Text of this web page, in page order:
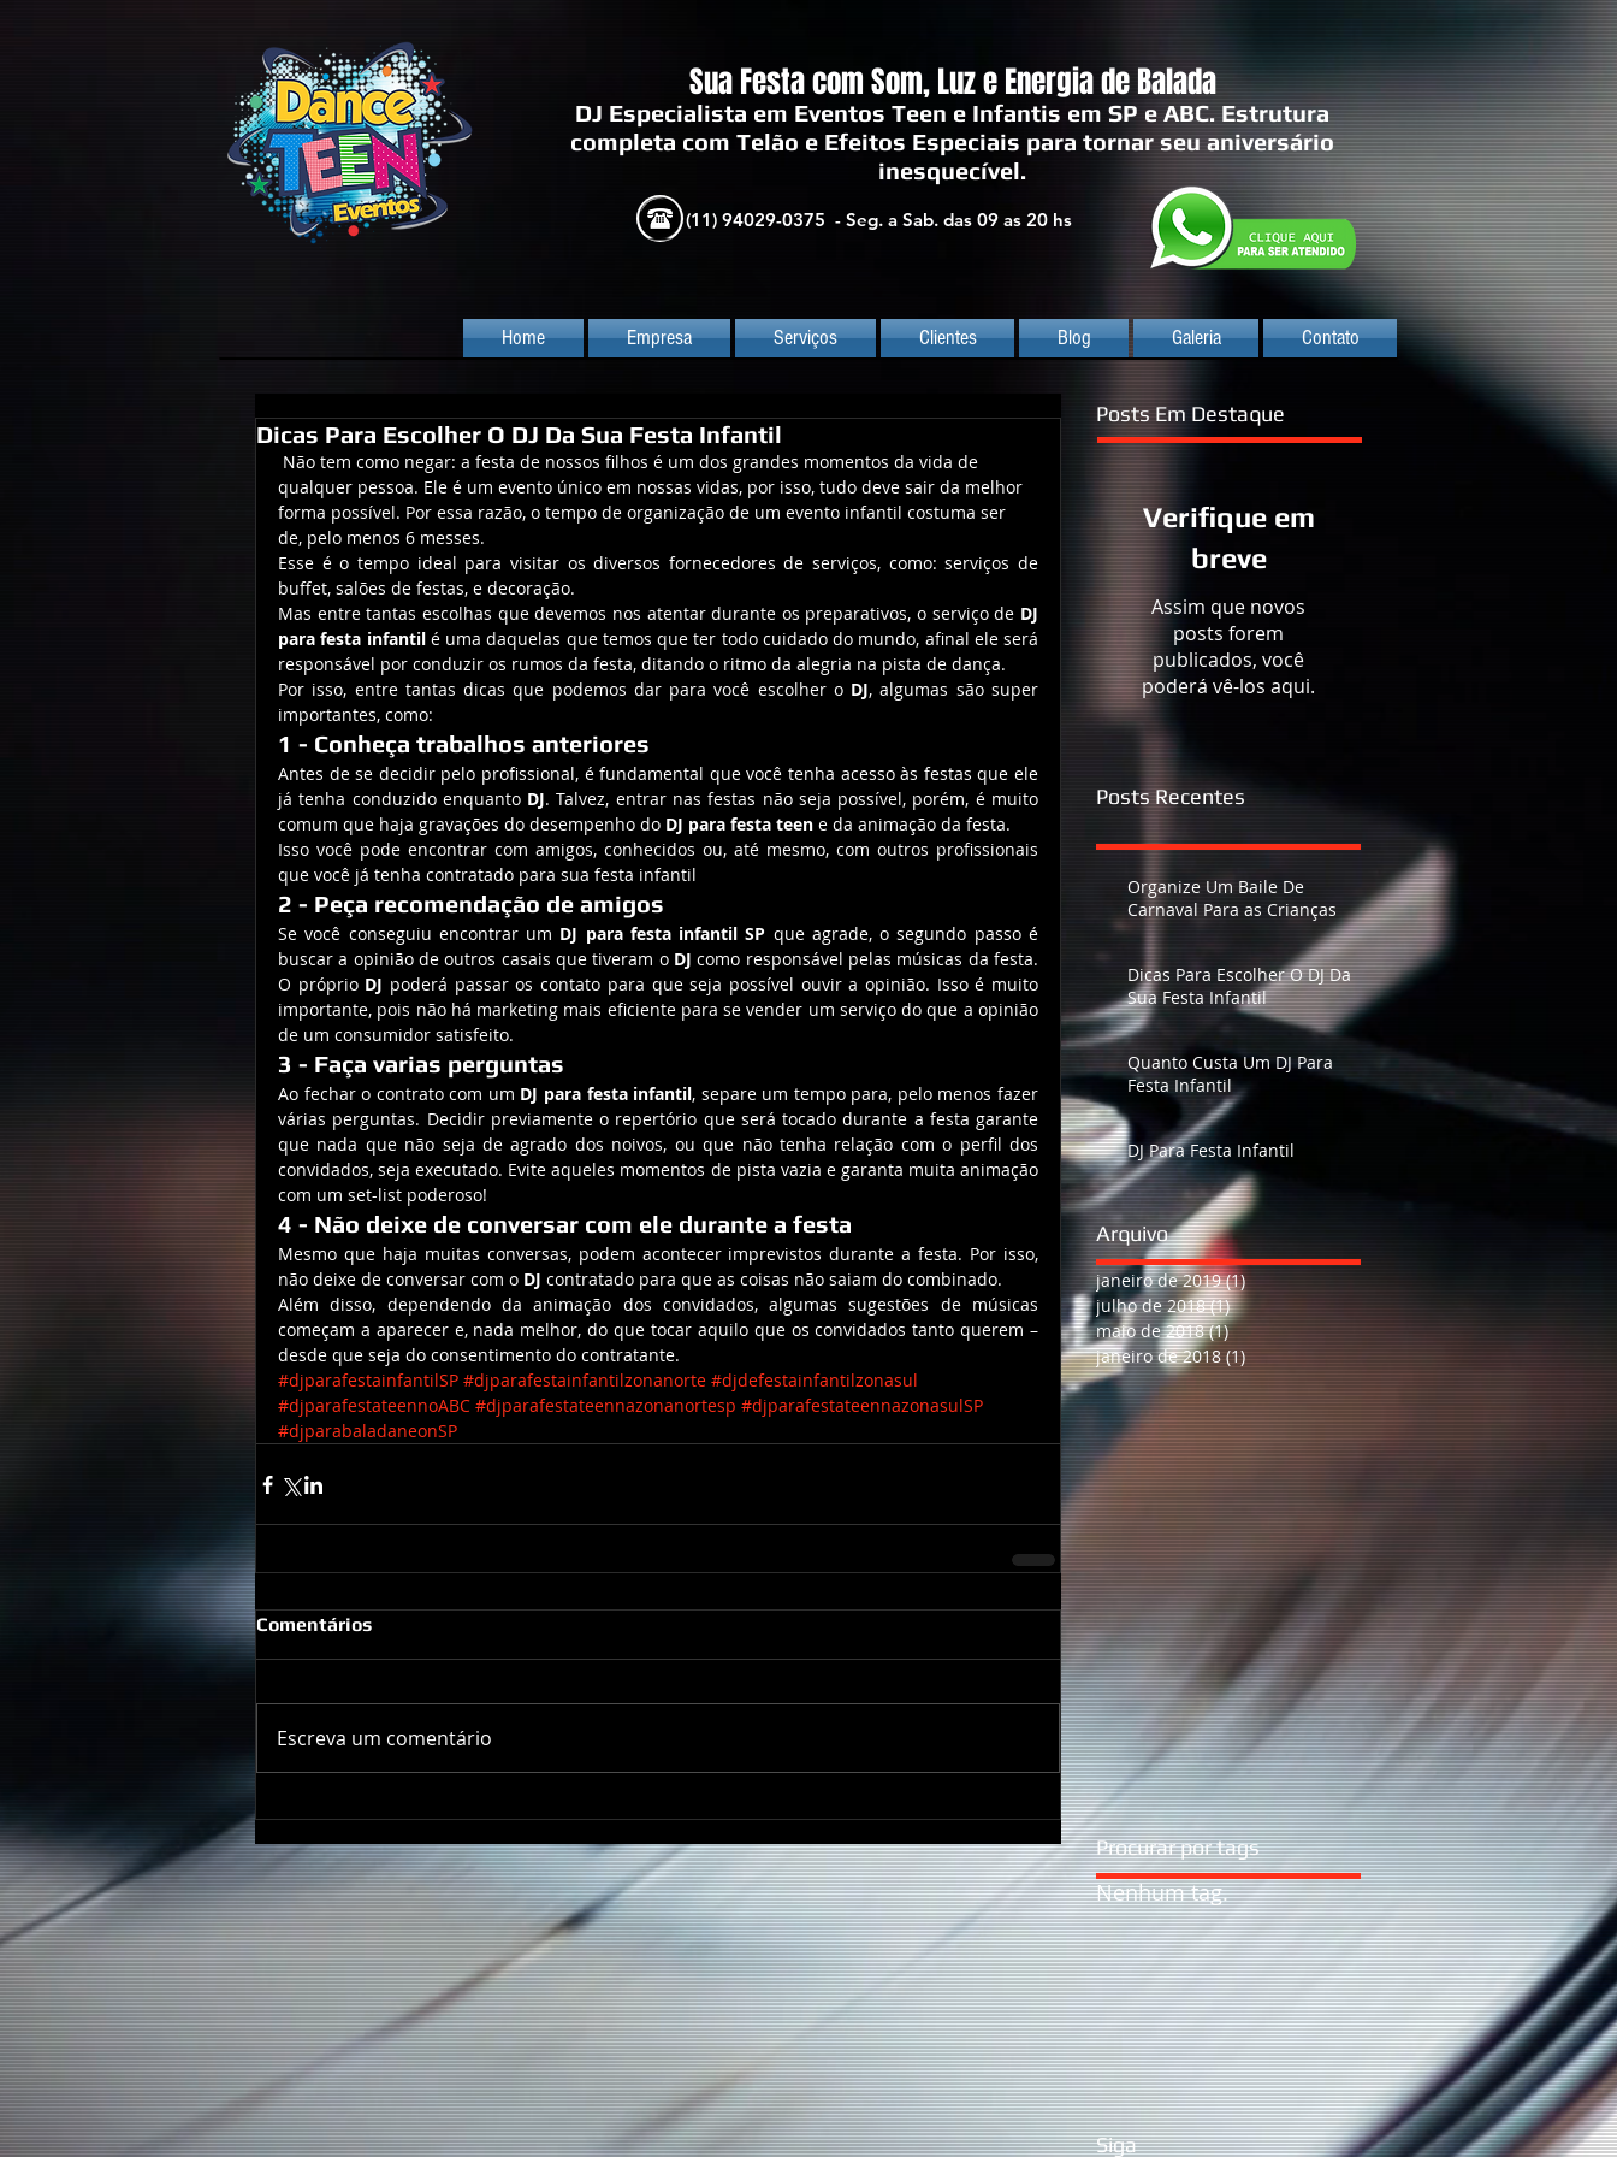
(11) 94029-0375 - Seg. a Sab. das 09 as 20 hs
Sua Festa com Som, Luz e Energia de Balada
DJ Especialista em Eventos Teen e Infantis em SP e ABC. Estrutura
completa com Telão e Efeitos Especiais para tornar seu aniversário
inesquecível.
Home Empresa Serviços Clientes Blog Galeria Contato
Dicas Para Escolher O DJ Da Sua Festa Infantil
qualquer pessoa. Ele é um evento único em nossas vidas, por isso, tudo deve sair da melhor
forma possível. Por essa razão, o tempo de organização de um evento infantil costuma ser
de, pelo menos 6 messes.
Esse é o tempo ideal para visitar os diversos fornecedores de serviços, como: serviços de
buffet, salões de festas, e decoração.
Mas entre tantas escolhas que devemos nos atentar durante os preparativos, o serviço de DJ
para festa infantil é uma daquelas que temos que ter todo cuidado do mundo, afinal ele será
responsável por conduzir os rumos da festa, ditando o ritmo da alegria na pista de dança.
Por isso, entre tantas dicas que podemos dar para você escolher o DJ, algumas são super
importantes, como:
1 - Conheça trabalhos anteriores
Antes de se decidir pelo profissional, é fundamental que você tenha acesso às festas que ele
já tenha conduzido enquanto DJ. Talvez, entrar nas festas não seja possível, porém, é muito
comum que haja gravações do desempenho do DJ para festa teen e da animação da festa.
Isso você pode encontrar com amigos, conhecidos ou, até mesmo, com outros profissionais
que você já tenha contratado para sua festa infantil
2 - Peça recomendação de amigos
Se você conseguiu encontrar um DJ para festa infantil SP que agrade, o segundo passo é
buscar a opinião de outros casais que tiveram o DJ como responsável pelas músicas da festa.
O próprio DJ poderá passar os contato para que seja possível ouvir a opinião. Isso é muito
importante, pois não há marketing mais eficiente para se vender um serviço do que a opinião
de um consumidor satisfeito.
3 - Faça varias perguntas
Ao fechar o contrato com um DJ para festa infantil, separe um tempo para, pelo menos fazer
várias perguntas. Decidir previamente o repertório que será tocado durante a festa garante
que nada que não seja de agrado dos noivos, ou que não tenha relação com o perfil dos
convidados, seja executado. Evite aqueles momentos de pista vazia e garanta muita animação
com um set-list poderoso!
4 - Não deixe de conversar com ele durante a festa
Mesmo que haja muitas conversas, podem acontecer imprevistos durante a festa. Por isso,
não deixe de conversar com o DJ contratado para que as coisas não saiam do combinado.
Além disso, dependendo da animação dos convidados, algumas sugestões de músicas
começam a aparecer e, nada melhor, do que tocar aquilo que os convidados tanto querem –
desde que seja do consentimento do contratante.
#djparafestainfantilSP #djparafestainfantilzonanorte #djdefestainfantilzonasul
#djparafestateennoABC #djparafestateennazonanortesp #djparafestateennazonasulSP
#djparabaladaneonSP
Comentários
Escreva um comentário
Posts Em Destaque
Verifique em
breve
Assim que novos
posts forem
publicados, você
poderá vê-los aqui.
Posts Recentes
Organize Um Baile De
Carnaval Para as Crianças
Dicas Para Escolher O DJ Da
Sua Festa Infantil
Quanto Custa Um DJ Para
Festa Infantil
DJ Para Festa Infantil
Arquivo
janeiro de 2019 (1)1 post
julho de 2018 (1)1 post
maio de 2018 (1)1 post
janeiro de 2018 (1) 1 post
Procurar por tags
Nenhum tag.
Siga